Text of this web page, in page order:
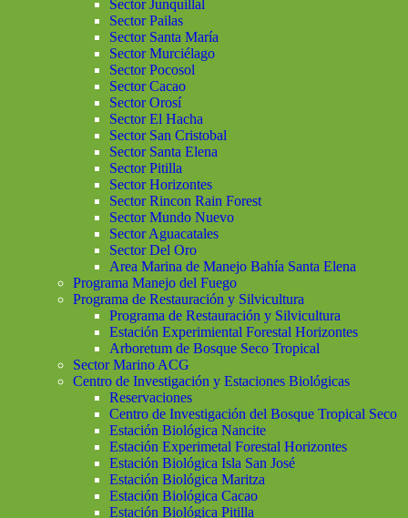
Sector Junquillal
Sector Pailas
Sector Santa María
Sector Murciélago
Sector Pocosol
Sector Cacao
Sector Orosí
Sector El Hacha
Sector San Cristobal
Sector Santa Elena
Sector Pitilla
Sector Horizontes
Sector Rincon Rain Forest
Sector Mundo Nuevo
Sector Aguacatales
Sector Del Oro
Area Marina de Manejo Bahía Santa Elena
Programa Manejo del Fuego
Programa de Restauración y Silvicultura
Programa de Restauración y Silvicultura
Estación Experimiental Forestal Horizontes
Arboretum de Bosque Seco Tropical
Sector Marino ACG
Centro de Investigación y Estaciones Biológicas
Reservaciones
Centro de Investigación del Bosque Tropical Seco
Estación Biológica Nancite
Estación Experimetal Forestal Horizontes
Estación Biológica Isla San José
Estación Biológica Maritza
Estación Biológica Cacao
Estación Biológica Pitilla